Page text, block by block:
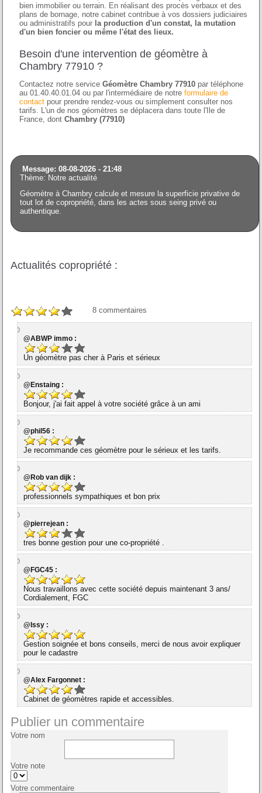
bien immobilier ou terrain. En réalisant des procès verbaux et des
plans de bornage, notre cabinet contribue à vos dossiers judiciaires
ou administratifs pour la production d'un constat, la mutation
d'un bien foncier ou même l'état des lieux.
Besoin d'une intervention de géomètre à
Chambry 77910 ?
Contactez notre serviceGéomètre Chambry 77910 par téléphone
au 01.40.40.01.04 ou par l'intermédiaire de notreformulaire de
contact pour prendre rendez-vous ou simplement consulter nos
tarifs. L'un de nos géomètres se déplacera dans toute l'Ile de
France, dontChambry (77910)
Message: 08-08-2026 - 21:48
Thème: Notre actualité
Géomètre à Chambry calcule et mesure la superficie privative de
tout lot de copropriété, dans les actes sous seing privé ou
authentique.
Actualités copropriété :
8 commentaires
@ABWP immo :
Un géomètre pas cher à Paris et sérieux
@Enstaing :
Bonjour, j'ai fait appel à votre société grâce à un ami
@phil56 :
Je recommande ces géomètre pour le sérieux et les tarifs.
@Rob van dijk :
professionnels sympathiques et bon prix
@pierrejean :
tres bonne gestion pour une co-propriété .
@FGC45 :
Nous travaillons avec cette société depuis maintenant 3 ans/
Cordialement, FGC
@Issy :
Gestion soignée et bons conseils, merci de nous avoir expliquer
pour le cadastre
@Alex Fargonnet :
Cabinet de géomètres rapide et accessibles.
Publier un commentaire
Votre nom
Votre note
Votre commentaire